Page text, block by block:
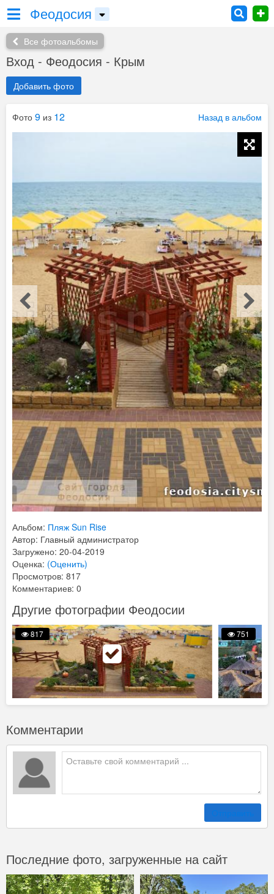
Феодосия
Все фотоальбомы
Вход - Феодосия - Крым
Добавить фото
Фото 9 из 12 Назад в альбом
Альбом: Пляж Sun Rise
Автор: Главный администратор
Загружено: 20-04-2019
Оценка: (Оценить)
Просмотров: 817
Комментариев: 0
Другие фотографии Феодосии
817 751
Комментарии
Отправить
Последние фото, загруженные на сайт